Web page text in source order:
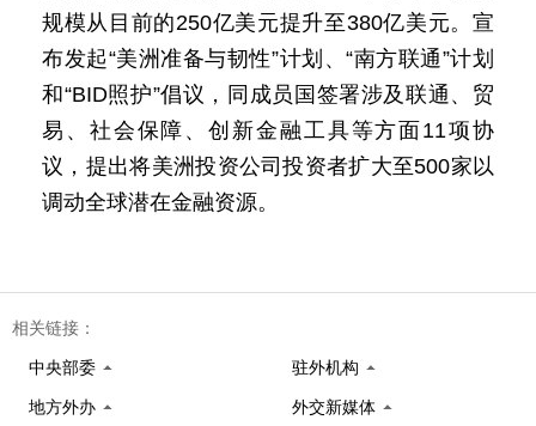
规模从目前的250亿美元提升至380亿美元。宣
布发起“美洲准备与韧性”计划、“南方联通”计划
和“BID照护”倡议，同成员国签署涉及联通、贸
易、社会保障、创新金融工具等方面11项协
议，提出将美洲投资公司投资者扩大至500家以
调动全球潜在金融资源。
相关链接：
中央部委 驻外机构
地方外办 外交新媒体